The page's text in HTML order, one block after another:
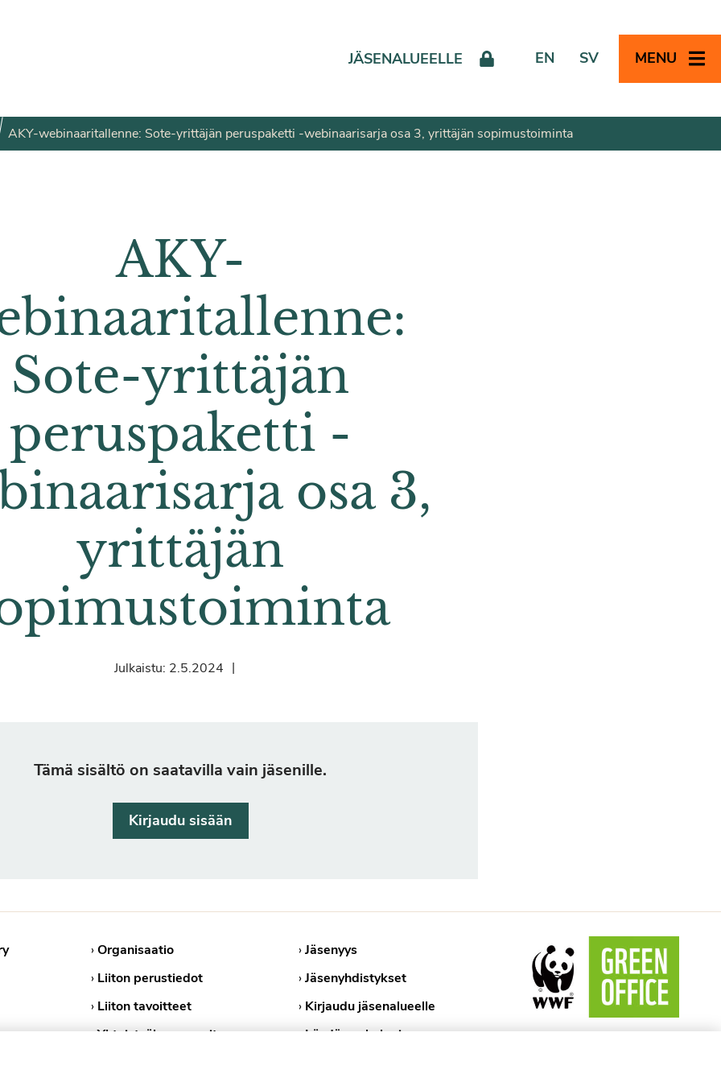
JÄSENALUEELLE EN SV MENU
AKY-webinaaritallenne: Sote-yrittäjän peruspaketti -webinaarisarja osa 3, yrittäjän sopimustoiminta
AKY-
Sote-yrittäjän
peruspaketti -
osa 3,
yrittäjän
Julkaistu: 2.5.2024 |
Tämä sisältö on saatavilla vain jäsenille.
Kirjaudu sisään
›Organisaatio
› Liiton perustiedot
› Liiton tavoitteet
›Yhteistyökumppanit
›Jäsenyys
›Jäsenyhdistykset
› Kirjaudu jäsenalueelle
›Löydä psykologi